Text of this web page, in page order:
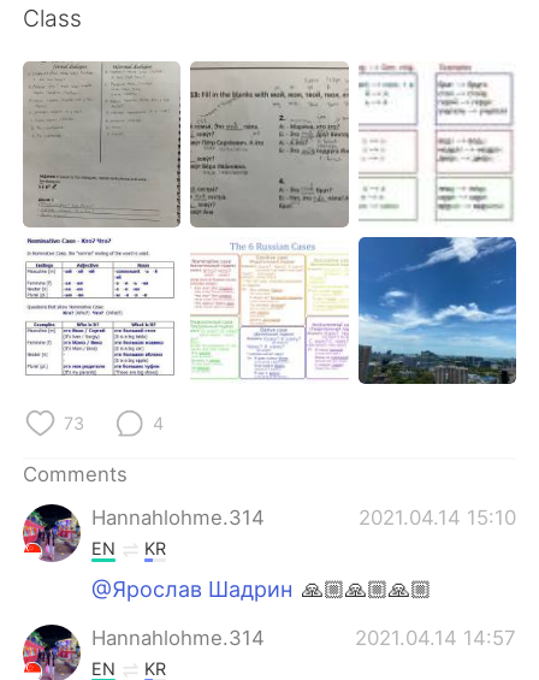
Class
73 4
Comments
Hannahlohme.314
2021.04.14 15:10
EN KR
@Ярослав Шадрин 🙏🏼🙏🏼🙏🏼
Hannahlohme.314 2021.04.14 14:57
EN KR